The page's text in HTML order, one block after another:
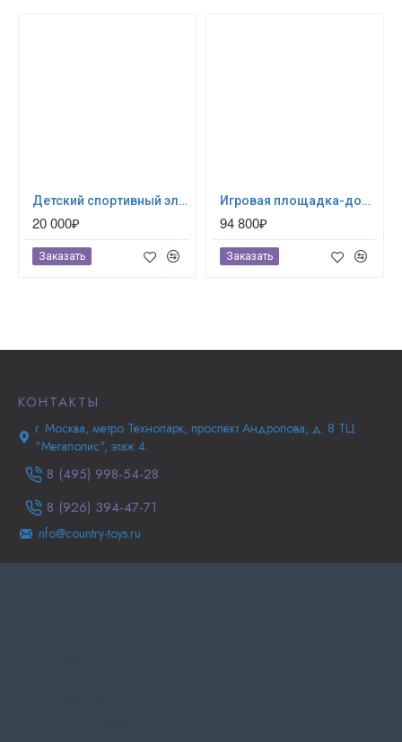
Детский спортивный элемент Гим. стенка Успех
20 000₽
Заказать
Игровая площадка-домик для дачи - Автофунтик
94 800₽
Заказать
КОНТАКТЫ
г. Москва, метро Технопарк, проспект Андропова, д. 8 ТЦ
"Мегаполис", этаж 4.
8 (495) 998-54-28
8 (926) 394-47-71
nfo@country-toys.ru